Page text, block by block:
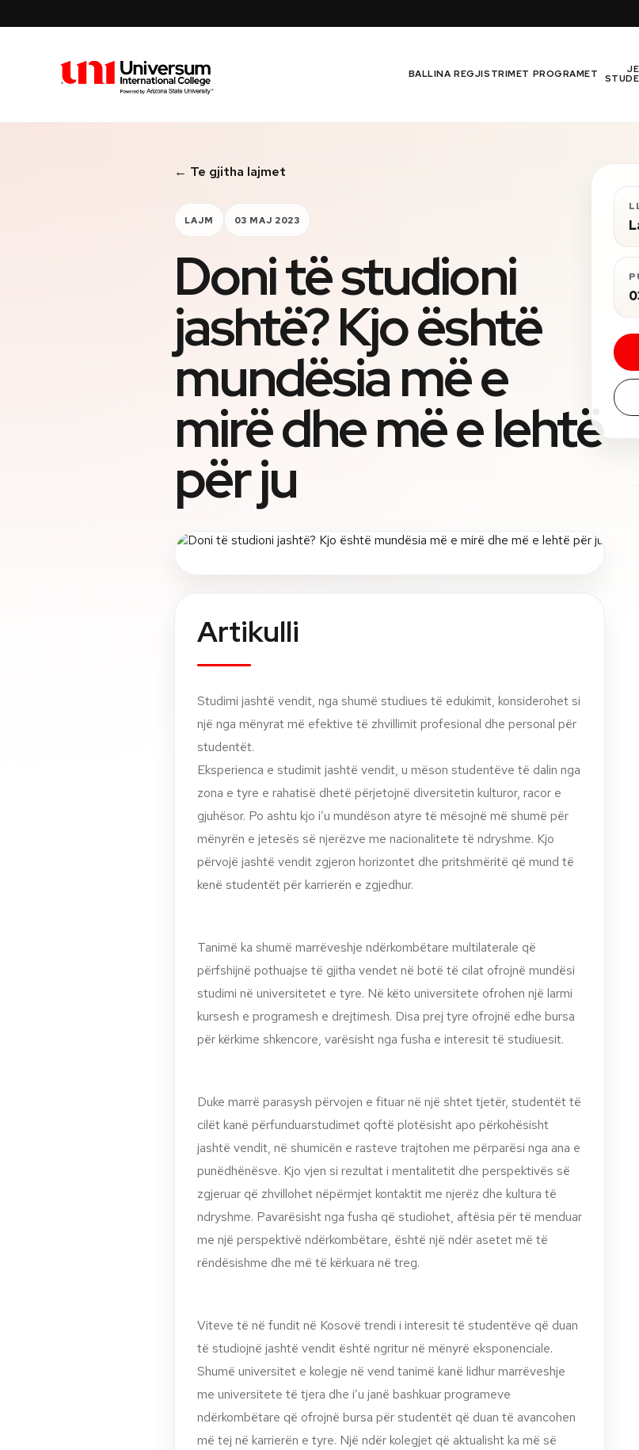
Universum University BALLINA REGJISTRIMET PROGRAMET
← Te gjitha lajmet
LAJM 03 MAJ 2023
Doni të studioni
jashtë? Kjo është
mundësia më e
mirë dhe më e lehtë
për ju
Artikulli
Studimi jashtë vendit, nga shumë studiues të edukimit, konsiderohet si
një nga mënyrat më efektive të zhvillimit profesional dhe personal për
studentët.
Eksperienca e studimit jashtë vendit, u mëson studentëve të dalin nga
zona e tyre e rahatisë dhetë përjetojnë diversitetin kulturor, racor e
gjuhësor. Po ashtu kjo i’u mundëson atyre të mësojnë më shumë për
mënyrën e jetesës së njerëzve me nacionalitete të ndryshme. Kjo
përvojë jashtë vendit zgjeron horizontet dhe pritshmëritë që mund të
kenë studentët për karrierën e zgjedhur.
Tanimë ka shumë marrëveshje ndërkombëtare multilaterale që
përfshijnë pothuajse të gjitha vendet në botë të cilat ofrojnë mundësi
studimi në universitetet e tyre. Në këto universitete ofrohen një larmi
kursesh e programesh e drejtimesh. Disa prej tyre ofrojnë edhe bursa
për kërkime shkencore, varësisht nga fusha e interesit të studiuesit.
Duke marrë parasysh përvojen e fituar në një shtet tjetër, studentët të
cilët kanë përfunduarstudimet qoftë plotësisht apo përkohësisht
jashtë vendit, në shumicën e rasteve trajtohen me përparësi nga ana e
punëdhënësve. Kjo vjen si rezultat i mentalitetit dhe perspektivës së
zgjeruar që zhvillohet nëpërmjet kontaktit me njerëz dhe kultura të
ndryshme. Pavarësisht nga fusha që studiohet, aftësia për të menduar
me një perspektivë ndërkombëtare, është një ndër asetet më të
rëndësishme dhe më të kërkuara në treg.
Viteve të në fundit në Kosovë trendi i interesit të studentëve që duan
të studiojnë jashtë vendit është ngritur në mënyrë eksponenciale.
Shumë universitet e kolegje në vend tanimë kanë lidhur marrëveshje
me universitete të tjera dhe i’u janë bashkuar programeve
ndërkombëtare që ofrojnë bursa për studentët që duan të avancohen
më tej në karrierën e tyre. Një ndër kolegjet që aktualisht ka më së